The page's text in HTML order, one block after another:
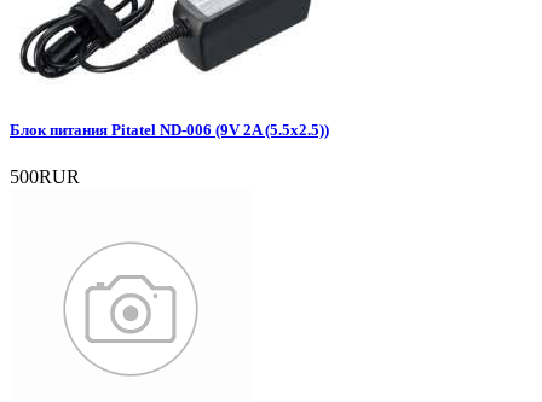
Блок питания Pitatel ND-006 (9V 2A (5.5x2.5))
500RUR